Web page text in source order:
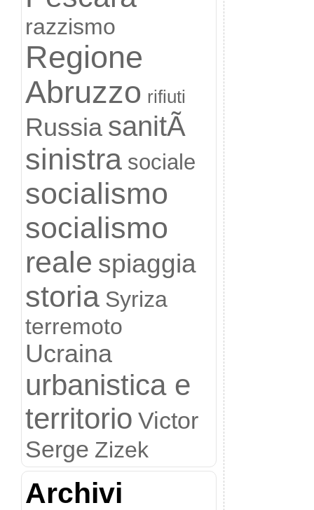
razzismo
Regione
Abruzzo rifiuti
Russia sanitÃ
sinistra sociale
socialismo
socialismo
reale spiaggia
storia Syriza
terremoto
Ucraina
urbanistica e
territorio Victor
Serge Zizek
Archivi